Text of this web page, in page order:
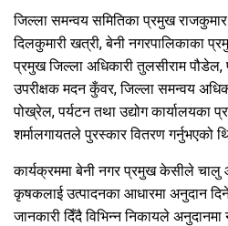
जिल्ला समन्वय समितिका प्रमुख
दिलकुमारी खत्री, बेनी नगरपालिकाका
प्रमुख जिल्ला अधिकारी तुलसीराम पौडेल,
उपरीक्षक मदन कुँवर, जिल्ला समन्वय
पोख्रेल, पर्यटन तथा उद्योग कार्यालयका
शर्मालगायतले पुरस्कार वितरण गर्नुभएको
कार्यक्रममा बेनी नगर प्रमुख केसीले
कृषकलाई उत्पादनका आधारमा अनुदान
जानकारी दिँदै विभिन्न निकायले अनुदानमा